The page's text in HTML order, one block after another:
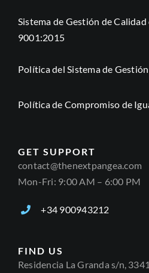
Sistema de Gestión de
9001:2015
Política del Sistema de
Política de Compromiso de
GET SUPPORT
contact@thenextpangea.com
Mon-Fri: 9:00 AM – 6:00 PM
+34 900943212
FIND US
Residencia La Granda s/n,